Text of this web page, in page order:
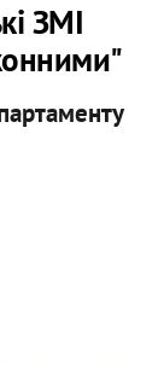
ЗМІ